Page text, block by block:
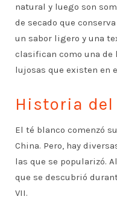
natural y luego son
de secado que
un sabor ligero y una
clasifican como una de
lujosas que existen en
Historia
El té blanco comenzó
China. Pero, hay
las que se popularizó.
que se descubrió
VII.